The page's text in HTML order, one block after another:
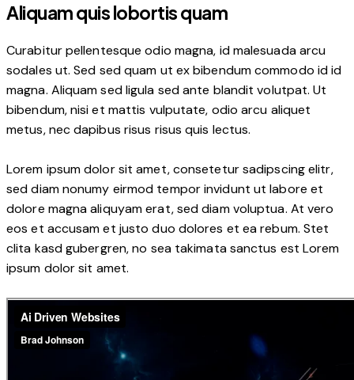
Aliquam quis lobortis quam
Curabitur pellentesque odio magna, id malesuada arcu
sodales ut. Sed sed quam ut ex bibendum commodo id id
magna. Aliquam sed ligula sed ante blandit volutpat. Ut
bibendum, nisi et mattis vulputate, odio arcu aliquet
metus, nec dapibus risus risus quis lectus.
Lorem ipsum dolor sit amet, consetetur sadipscing elitr,
sed diam nonumy eirmod tempor invidunt ut labore et
dolore magna aliquyam erat, sed diam voluptua. At vero
eos et accusam et justo duo dolores et ea rebum. Stet
clita kasd gubergren, no sea takimata sanctus est Lorem
ipsum dolor sit amet.